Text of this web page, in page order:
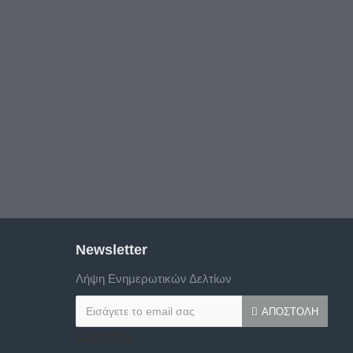
Newsletter
Λήψη Ενημερωτικών Δελτίων
ΑΠΟΣΤΟΛΉ